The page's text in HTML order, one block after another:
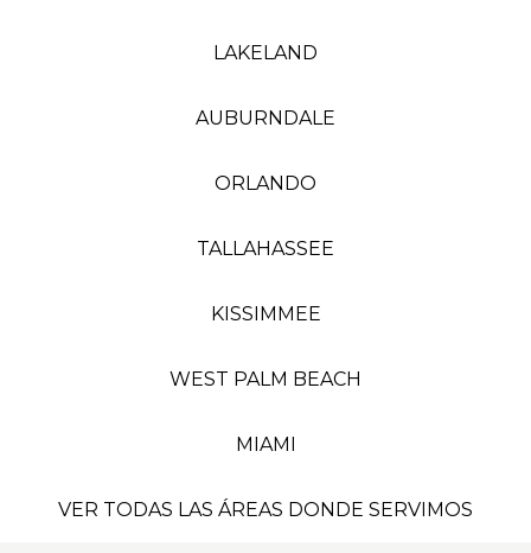
LAKELAND
AUBURNDALE
ORLANDO
TALLAHASSEE
KISSIMMEE
WEST PALM BEACH
MIAMI
VER TODAS LAS ÁREAS DONDE SERVIMOS